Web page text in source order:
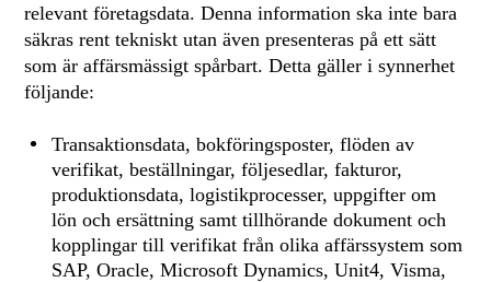
relevant företagsdata. Denna information ska inte bara
säkras rent tekniskt utan även presenteras på ett sätt
som är affärsmässigt spårbart. Detta gäller i synnerhet
följande:
Transaktionsdata, bokföringsposter, flöden av
verifikat, beställningar, följesedlar, fakturor,
produktionsdata, logistikprocesser, uppgifter om
lön och ersättning samt tillhörande dokument och
kopplingar till verifikat från olika affärssystem som
SAP, Oracle, Microsoft Dynamics, Unit4, Visma,